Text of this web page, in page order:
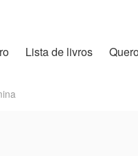
Lista de livros